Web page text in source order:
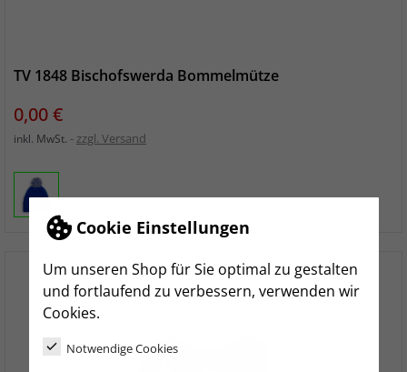
Cookie Einstellungen
Um unseren Shop für Sie optimal zu gestalten
und fortlaufend zu verbessern, verwenden wir
Cookies.
Notwendige Cookies
TV 1848 Bischofswerda Bommelmütze
Preis
0,00 €
inkl. MwSt. zzgl. Versand